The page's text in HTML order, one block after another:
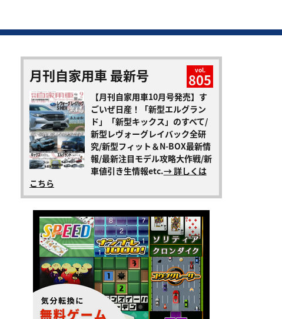
月刊自家用車 最新号 vol.
805
【月刊自家用車10月号発売】す
ごいぜ日産！「新型エルグラン
ド」「新型キックス」のすべて/
新型レヴォーグレイバック全研
究/新型フィット＆N-BOX最新情
報/最新注目モデル攻略大作戦/新
車値引き生情報etc.→ 詳しくは
こちら